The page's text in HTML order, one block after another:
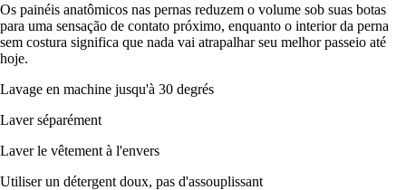
Os painéis anatômicos nas pernas reduzem o volume sob suas botas
para uma sensação de contato próximo, enquanto o interior da perna
sem costura significa que nada vai atrapalhar seu melhor passeio até
hoje.
Lavage en machine jusqu'à 30 degrés
Laver séparément
Laver le vêtement à l'envers
Utiliser un détergent doux, pas d'assouplissant